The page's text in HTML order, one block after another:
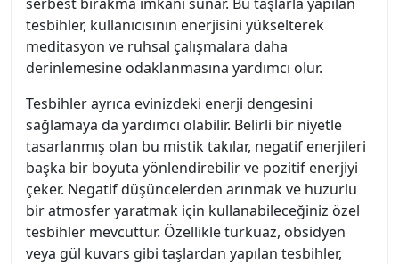
tesbihler, kullanıcısının enerjisini yükselterek
meditasyon ve ruhsal çalışmalara daha
derinlemesine odaklanmasına yardımcı olur.
Tesbihler ayrıca evinizdeki enerji dengesini
sağlamaya da yardımcı olabilir. Belirli bir niyetle
tasarlanmış olan bu mistik takılar, negatif enerjileri
başka bir boyuta yönlendirebilir ve pozitif enerjiyi
çeker. Negatif düşüncelerden arınmak ve huzurlu
bir atmosfer yaratmak için kullanabileceğiniz özel
tesbihler mevcuttur. Özellikle turkuaz, obsidyen
veya gül kuvars gibi taşlardan yapılan tesbihler,